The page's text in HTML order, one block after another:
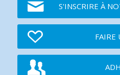
S'INSCRIRE À
FAIRE